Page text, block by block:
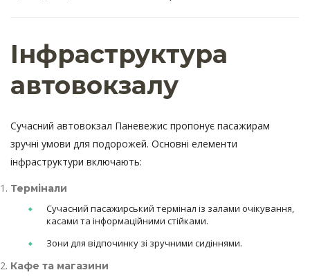
Інфраструктура
автовокзалу
Сучасний автовокзал Паневежис пропонує пасажирам
зручні умови для подорожей. Основні елементи
інфраструктури включають:
Термінали
Сучасний пасажирський термінал із залами очікування,
касами та інформаційними стійками.
Зони для відпочинку зі зручними сидіннями.
Кафе та магазини